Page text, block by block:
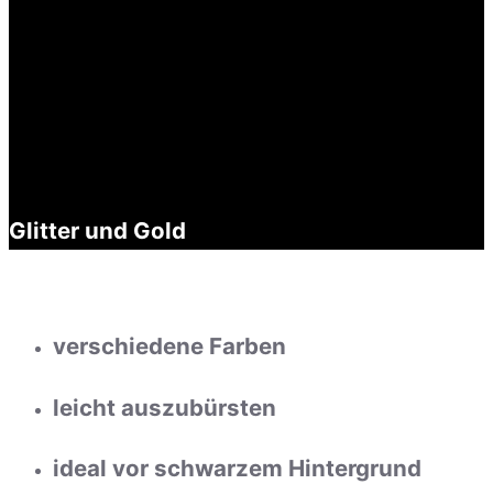
Glitter und Gold
verschiedene Farben
leicht auszubürsten
ideal vor schwarzem Hintergrund